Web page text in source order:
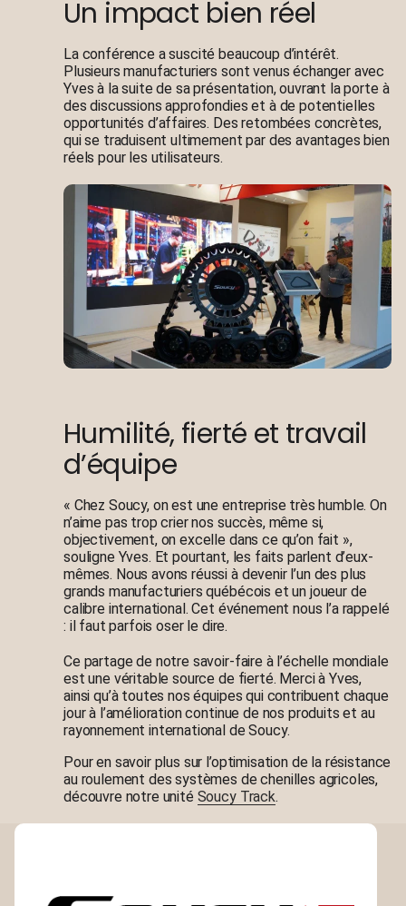
Un impact bien réel
La conférence a suscité beaucoup d’intérêt.
Plusieurs manufacturiers sont venus échanger avec
Yves à la suite de sa présentation, ouvrant la porte à
des discussions approfondies et à de potentielles
opportunités d’affaires. Des retombées concrètes,
qui se traduisent ultimement par des avantages bien
réels pour les utilisateurs.
Humilité, fierté et travail
d’équipe
« Chez Soucy, on est une entreprise très humble. On
n’aime pas trop crier nos succès, même si,
objectivement, on excelle dans ce qu’on fait »,
souligne Yves. Et pourtant, les faits parlent d’eux-
mêmes. Nous avons réussi à devenir l’un des plus
grands manufacturiers québécois et un joueur de
calibre international. Cet événement nous l’a rappelé
: il faut parfois oser le dire.
Ce partage de notre savoir-faire à l’échelle mondiale
est une véritable source de fierté. Merci à Yves,
ainsi qu’à toutes nos équipes qui contribuent chaque
jour à l’amélioration continue de nos produits et au
rayonnement international de Soucy.
Pour en savoir plus sur l’optimisation de la résistance
au roulement des systèmes de chenilles agricoles,
découvre notre unité Soucy Track.